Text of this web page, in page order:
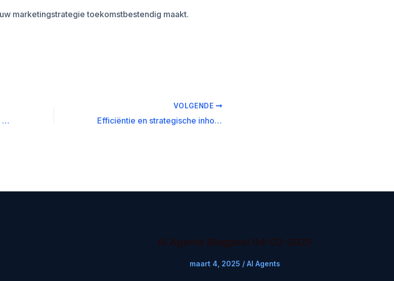
marketingstrategie toekomstbestendig maakt.
AI Agents en de transformatie van affiliate newsletter content
VOLGENDE
Efficiëntie en strategische inhoud met AI Agents in video script writing
AI Agents Blogpost 04-03-2025
maart 4, 2025 / AI Agents